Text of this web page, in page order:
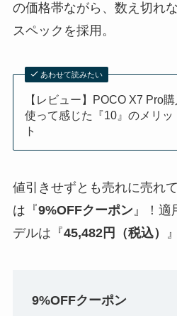
の価格帯ながら、数え切れ
スペックを採用。
あわせて読みたい
【レビュー】POCO X7 Pro
使って感じた『10』のメリ
ト
値引きせずとも売れに売れ
は『9%OFFクーポン』！適
デルは『45,482円（税込）
9%OFFクーポン